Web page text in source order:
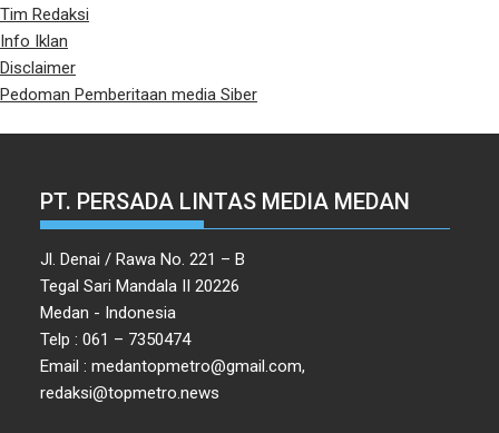
Tim Redaksi
Info Iklan
Disclaimer
Pedoman Pemberitaan media Siber
PT. PERSADA LINTAS MEDIA MEDAN
Jl. Denai / Rawa No. 221 – B
Tegal Sari Mandala II 20226
Medan - Indonesia
Telp : 061 – 7350474
Email : medantopmetro@gmail.com,
redaksi@topmetro.news